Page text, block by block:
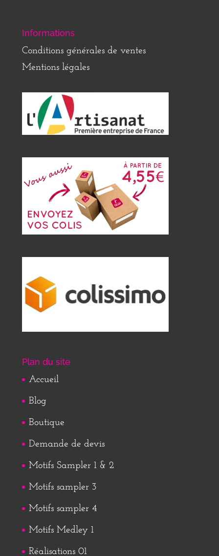
Informations
Conditions générales de ventes
Mentions légales
Plan du site
Accueil
Blog
Boutique
Demande de devis
Motifs Sampler 1 & 2
Motifs sampler 3
Motifs sampler 4
Motifs Medley 1
Réalisations 01